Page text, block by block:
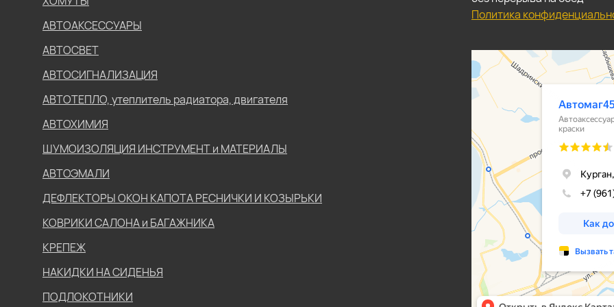
АВТОАКСЕССУАРЫ
АВТОСВЕТ
АВТОСИГНАЛИЗАЦИЯ
АВТОТЕПЛО, утеплитель радиатора, двигателя
АВТОХИМИЯ
ШУМОИЗОЛЯЦИЯ ИНСТРУМЕНТ и МАТЕРИАЛЫ
АВТОЭМАЛИ
ДЕФЛЕКТОРЫ ОКОН КАПОТА РЕСНИЧКИ И КОЗЫРЬКИ
КОВРИКИ САЛОНА и БАГАЖНИКА
КРЕПЕЖ
НАКИДКИ НА СИДЕНЬЯ
ПОДЛОКОТНИКИ
Политика